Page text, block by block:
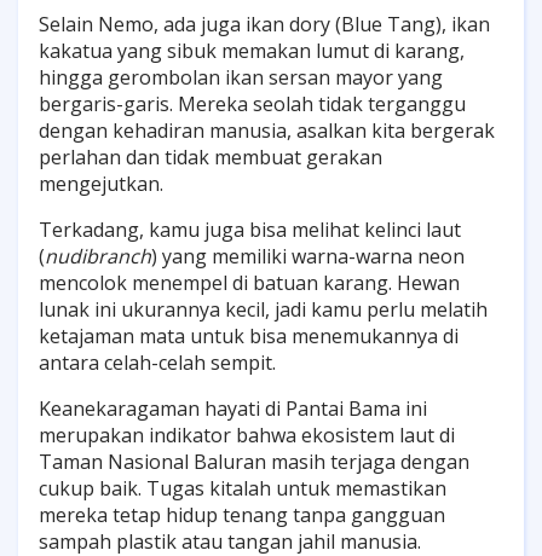
Selain Nemo, ada juga ikan dory (Blue Tang), ikan
kakatua yang sibuk memakan lumut di karang,
hingga gerombolan ikan sersan mayor yang
bergaris-garis. Mereka seolah tidak terganggu
dengan kehadiran manusia, asalkan kita bergerak
perlahan dan tidak membuat gerakan
mengejutkan.
Terkadang, kamu juga bisa melihat kelinci laut
(nudibranch) yang memiliki warna-warna neon
mencolok menempel di batuan karang. Hewan
lunak ini ukurannya kecil, jadi kamu perlu melatih
ketajaman mata untuk bisa menemukannya di
antara celah-celah sempit.
Keanekaragaman hayati di Pantai Bama ini
merupakan indikator bahwa ekosistem laut di
Taman Nasional Baluran masih terjaga dengan
cukup baik. Tugas kitalah untuk memastikan
mereka tetap hidup tenang tanpa gangguan
sampah plastik atau tangan jahil manusia.